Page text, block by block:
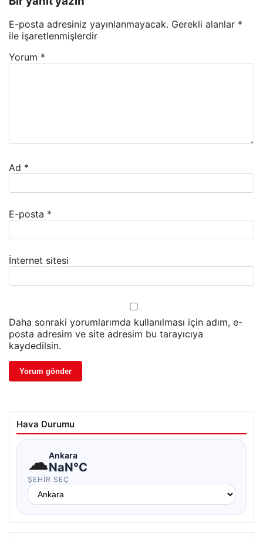
E-posta adresiniz yayınlanmayacak. Gerekli alanlar *
ile işaretlenmişlerdir
Yorum *
Ad *
E-posta *
İnternet sitesi
Daha sonraki yorumlarımda kullanılması için adım, e-
posta adresim ve site adresim bu tarayıcıya
kaydedilsin.
Hava Durumu
☁Ankara
NaN°C
ŞEHIR SEÇ